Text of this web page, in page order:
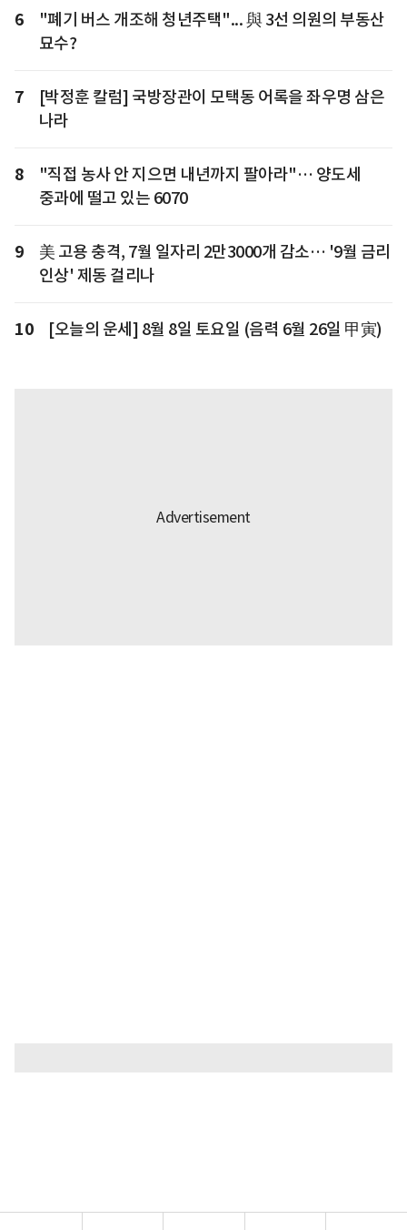
6
"폐기 버스 개조해 청년주택"... 與 3선 의원의 부동산
묘수?
7
[박정훈 칼럼] 국방장관이 모택동 어록을 좌우명 삼은
나라
8
"직접 농사 안 지으면 내년까지 팔아라"… 양도세
중과에 떨고 있는 6070
9
美 고용 충격, 7월 일자리 2만3000개 감소… '9월 금리
인상' 제동 걸리나
10 [오늘의 운세] 8월 8일 토요일 (음력 6월 26일 甲寅)